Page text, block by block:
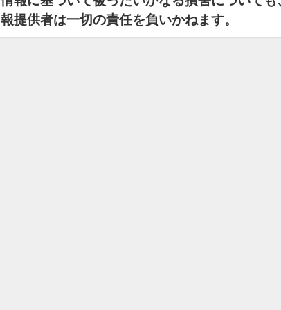
報提供者は一切の責任を負いかねます。